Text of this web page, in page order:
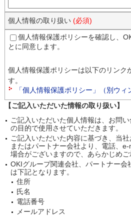
個人情報の取り扱い (必須)
個人情報保護ポリシーを確認し、
とに同意します。
個人情報保護ポリシーは以下のリンク
す。
「個人情報保護ポリシー」（別ウィ
【ご記入いただいた情報の取り扱い】
ご記入いただいた個人情報は、お問
の目的で使用させていただきます。
ご記入いただいた内容に基づき、当
またはパートナー会社より、電話、
場合がございますので、あらかじめご
OKIグループ関連会社、パートナー会
は下記となります。
住所
氏名
電話番号
メールアドレス